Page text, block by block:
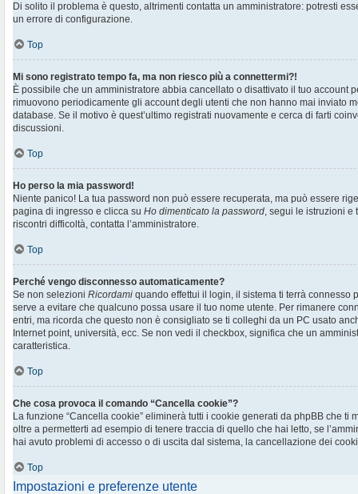
Di solito il problema è questo, altrimenti contatta un amministratore: potresti
un errore di configurazione.
Top
Mi sono registrato tempo fa, ma non riesco più a connettermi?!
È possibile che un amministratore abbia cancellato o disattivato il tuo account
rimuovono periodicamente gli account degli utenti che non hanno mai inviato
database. Se il motivo è quest’ultimo registrati nuovamente e cerca di farti
discussioni.
Top
Ho perso la mia password!
Niente panico! La tua password non può essere recuperata, ma può essere
pagina di ingresso e clicca su Ho dimenticato la password, segui le istruzioni e
riscontri difficoltà, contatta l’amministratore.
Top
Perché vengo disconnesso automaticamente?
Se non selezioni Ricordami quando effettui il login, il sistema ti terrà connesso
serve a evitare che qualcuno possa usare il tuo nome utente. Per rimanere
entri, ma ricorda che questo non è consigliato se ti colleghi da un PC usato
Internet point, università, ecc. Se non vedi il checkbox, significa che un
caratteristica.
Top
Che cosa provoca il comando “Cancella cookie”?
La funzione “Cancella cookie” eliminerà tutti i cookie generati da phpBB che ti
oltre a permetterti ad esempio di tenere traccia di quello che hai letto, se
hai avuto problemi di accesso o di uscita dal sistema, la cancellazione dei
Top
Impostazioni e preferenze utente